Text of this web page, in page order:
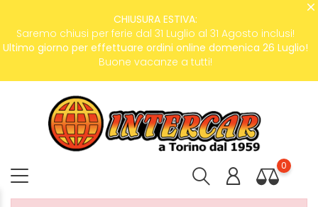
CHIUSURA ESTIVA:
Saremo chiusi per ferie dal 31 Luglio al 31 Agosto inclusi!
Ultimo giorno per effettuare ordini online domenica 26 Luglio!
Buone vacanze a tutti!
0